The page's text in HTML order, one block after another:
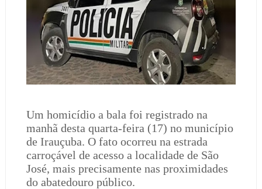
Um homicídio a bala foi registrado na
manhã desta quarta-feira (17) no município
de Irauçuba. O fato ocorreu na estrada
carroçável de acesso a localidade de São
José, mais precisamente nas proximidades
do abatedouro público.